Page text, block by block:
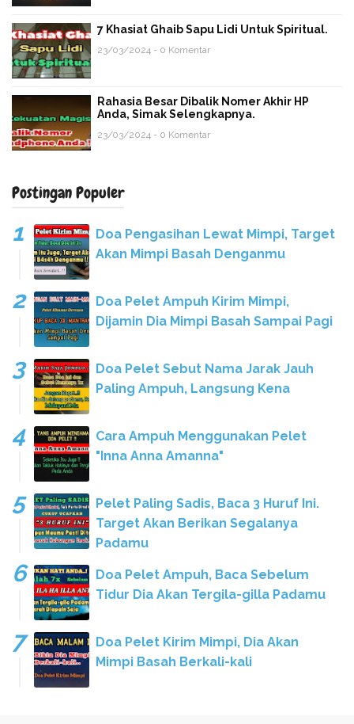
7 Khasiat Ghaib Sapu Lidi Untuk Spiritual.
23/03/2024 - 0 Komentar
Rahasia Besar Dibalik Nomer Akhir HP
Anda, Simak Selengkapnya.
23/03/2024 - 0 Komentar
Postingan Populer
Doa Pengasihan Lewat Mimpi, Target
Akan Mimpi Basah Denganmu
Doa Pelet Ampuh Kirim Mimpi,
Dijamin Dia Mimpi Basah Sampai Pagi
Doa Pelet Sebut Nama Jarak Jauh
Paling Ampuh, Langsung Kena
Cara Ampuh Menggunakan Pelet
"Inna Anna Amanna"
Pelet Paling Sadis, Baca 3 Huruf Ini.
Target Akan Berikan Segalanya
Padamu
Doa Pelet Ampuh, Baca Sebelum
Tidur Dia Akan Tergila-gilla Padamu
Doa Pelet Kirim Mimpi, Dia Akan
Mimpi Basah Berkali-kali